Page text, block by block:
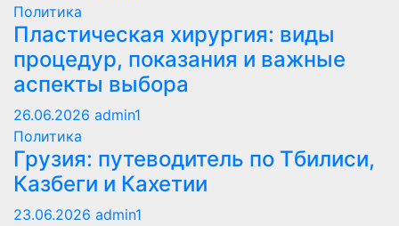
Политика
Пластическая хирургия: виды
процедур, показания и важные
аспекты выбора
26.06.2026 admin1
Политика
Грузия: путеводитель по Тбилиси,
Казбеги и Кахетии
23.06.2026 admin1